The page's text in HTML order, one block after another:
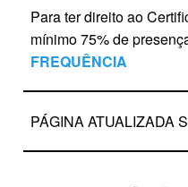
Para ter direito ao
mínimo 75% de
FREQUÊNCIA
PÁGINA ATUALIZADA